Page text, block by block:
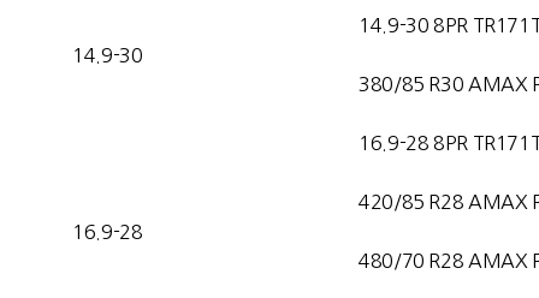
14.9-30
14.9-30 8PR
380/85 R30 AMAX
16.9-28
16.9-28 8PR
420/85 R28 AMAX
480/70 R28 AMAX